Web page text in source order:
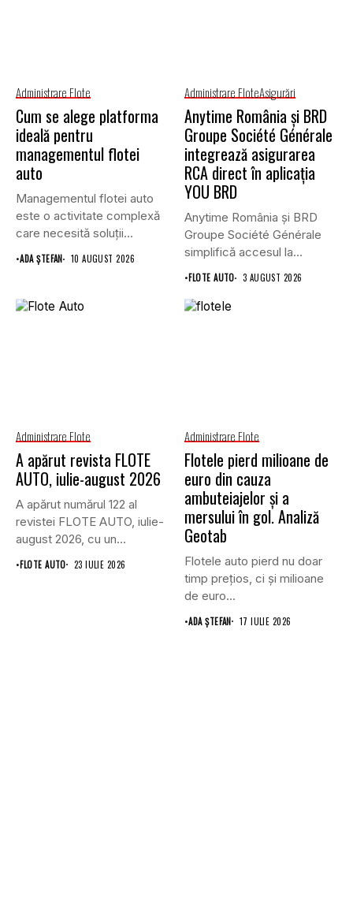
Administrare Flote
Cum se alege platforma
ideală pentru
managementul flotei
auto
Managementul flotei auto
este o activitate complexă
care necesită soluții
dedicate, iar...
•ADA ȘTEFAN 10 AUGUST 2026
Administrare FloteAsigurări
Anytime România și BRD
Groupe Société Générale
integrează asigurarea
RCA direct în aplicația
YOU BRD
Anytime România și BRD
Groupe Société Générale
simplifică accesul la
asigurările auto...
•FLOTE AUTO 3 AUGUST 2026
Administrare Flote
A apărut revista FLOTE
AUTO, iulie-august 2026
A apărut numărul 122 al
revistei FLOTE AUTO, iulie-
august 2026, cu un...
•FLOTE AUTO 23 IULIE 2026
Administrare Flote
Flotele pierd milioane de
euro din cauza
ambuteiajelor și a
mersului în gol. Analiză
Geotab
Flotele auto pierd nu doar
timp prețios, ci și milioane
de euro...
•ADA ȘTEFAN 17 IULIE 2026